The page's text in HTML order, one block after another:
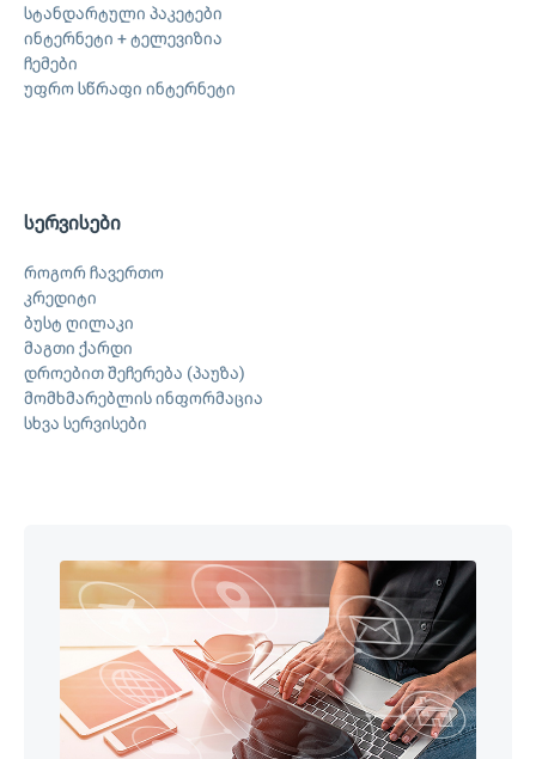
სტანდარტული პაკეტები
ინტერნეტი + ტელევიზია
ჩემები
უფრო სწრაფი ინტერნეტი
სერვისები
როგორ ჩავერთო
კრედიტი
ბუსტ ღილაკი
მაგთი ქარდი
დროებით შეჩერება (პაუზა)
მომხმარებლის ინფორმაცია
სხვა სერვისები